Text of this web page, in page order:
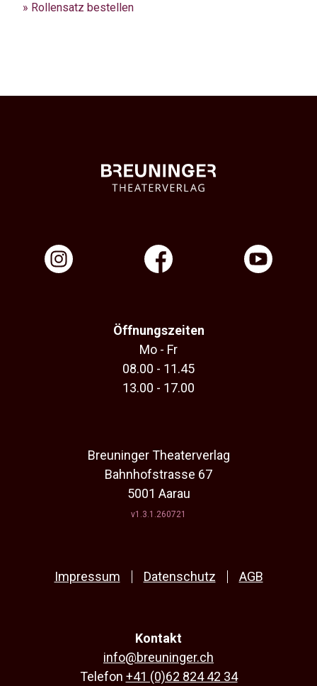
» Rollensatz bestellen
Öffnungszeiten
Mo - Fr
08.00 - 11.45
13.00 - 17.00
Breuninger Theaterverlag
Bahnhofstrasse 67
5001 Aarau
v1.3.1.260721
Impressum Datenschutz AGB
Kontakt
info@breuninger.ch
Telefon +41 (0)62 824 42 34